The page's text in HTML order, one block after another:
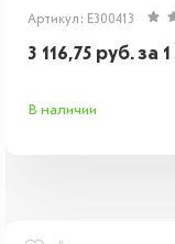
Артикул: E300413
3 116,75 руб.за 1
В наличии